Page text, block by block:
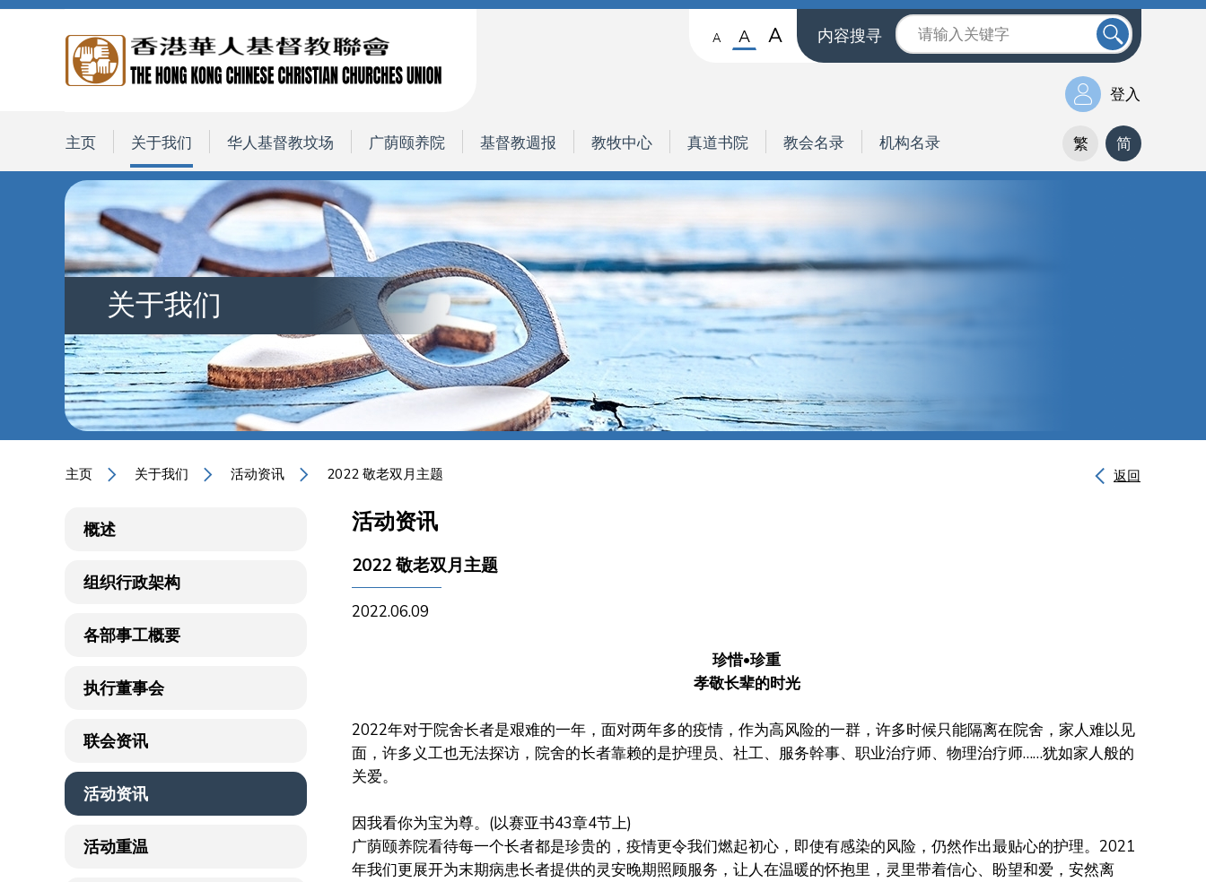
A A A 内容搜寻
登入
主页 关于我们 华人基督教坟场 广荫颐养院 基督教週报 教牧中心 真道书院 教会名录 机构名录 繁 简
关于我们
主页 关于我们 活动资讯 2022 敬老双月主题 返回
概述
组织行政架构
各部事工概要
执行董事会
联会资讯
活动资讯
活动重温
活动资讯
2022 敬老双月主题
2022.06.09
珍惜•珍重
孝敬长辈的时光
2022年对于院舍长者是艰难的一年，面对两年多的疫情，作为高风险的一群，许多时候只能隔离在院舍，家人难以见
面，许多义工也无法探访，院舍的长者靠赖的是护理员、社工、服务幹事、职业治疗师、物理治疗师……犹如家人般的
关爱。
因我看你为宝为尊。 (以赛亚书43章4节上)
广荫颐养院看待每一个长者都是珍贵的，疫情更令我们燃起初心，即使有感染的风险，仍然作出最贴心的护理。 2021
年我们更展开为末期病患长者提供的灵安晚期照顾服务，让人在温暖的怀抱里，灵里带着信心、盼望和爱，安然离